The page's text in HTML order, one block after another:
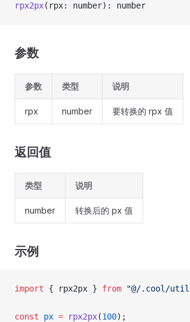
rpx2px(rpx: number): number
参数
参数 类型 说明
rpx number 要转换的 rpx 值
返回值
类型 说明
number 转换后的 px 值
示例
import { rpx2px } from "@/.cool/
const px = rpx2px(100);